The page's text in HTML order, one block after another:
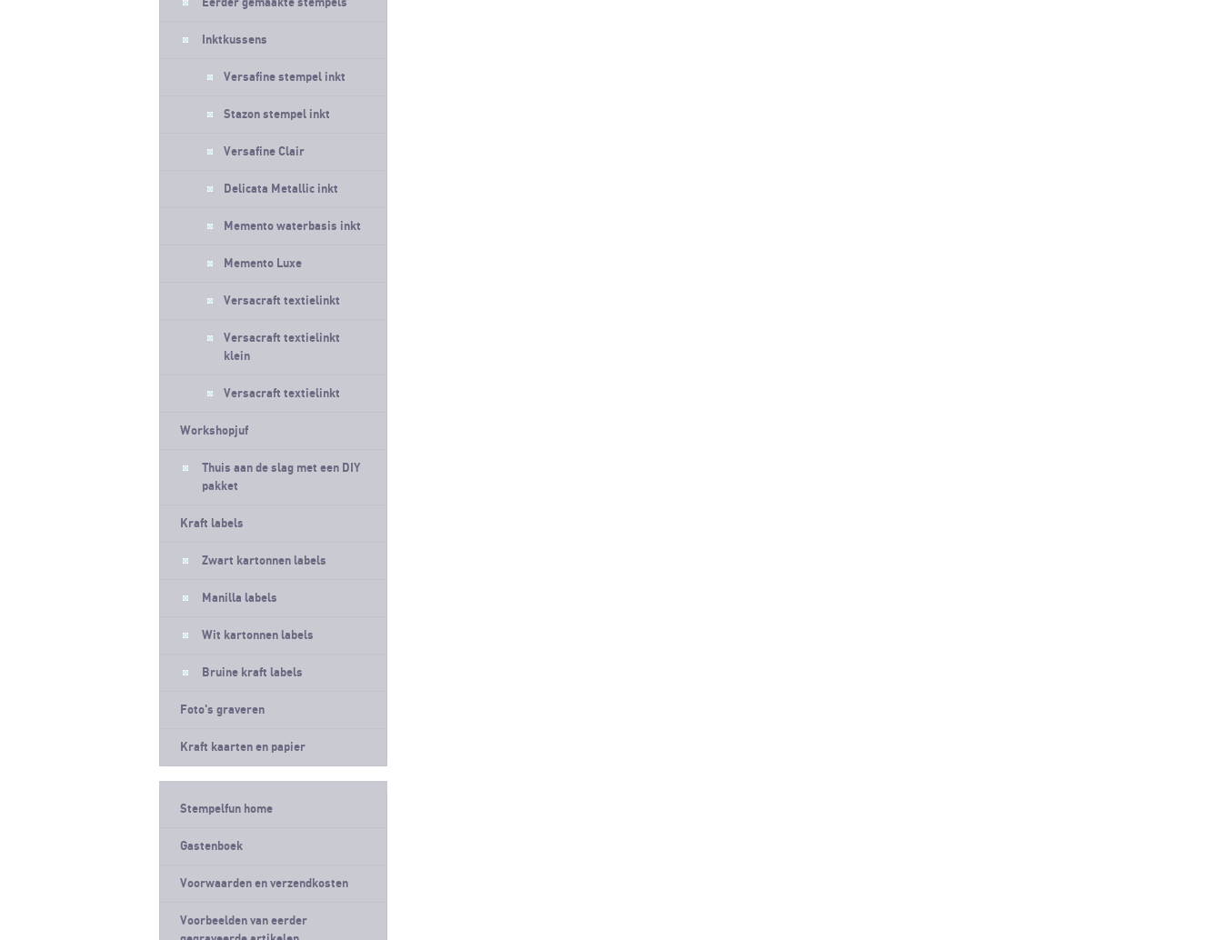
Eerder gemaakte stempels
Inktkussens
Versafine stempel inkt
Stazon stempel inkt
Versafine Clair
Delicata Metallic inkt
Memento waterbasis inkt
Memento Luxe
Versacraft textielinkt
Versacraft textielinkt
klein
Versacraft textielinkt
Workshopjuf
Thuis aan de slag met een DIY
pakket
Kraft labels
Zwart kartonnen labels
Manilla labels
Wit kartonnen labels
Bruine kraft labels
Foto's graveren
Kraft kaarten en papier
Stempelfun home
Gastenboek
Voorwaarden en verzendkosten
Voorbeelden van eerder